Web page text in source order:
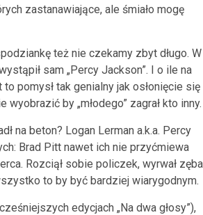
zastanawiające, ale śmiało mogę
też nie czekamy zbyt długo. W
sam „Percy Jackson”. I o ile na
pomysł tak genialny jak osłonięcie się
by „młodego” zagrał kto inny.
na beton? Logan Lerman a.k.a. Percy
Brad Pitt nawet ich nie przyćmiewa
Rozciął sobie policzek, wyrwał
to by być bardziej wiarygodnym.
edycjach „Na dwa głosy”),